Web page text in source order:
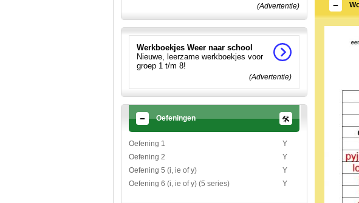
(Advertentie)
Werkboekjes Weer naar school
Nieuwe, leerzame werkboekjes voor
groep 1 t/m 8!
(Advertentie)
Oefeningen
Oefening 1
Y
Oefening 2
Y
Oefening 5 (i, ie of y)
Y
Oefening 6 (i, ie of y) (5 series)
Y